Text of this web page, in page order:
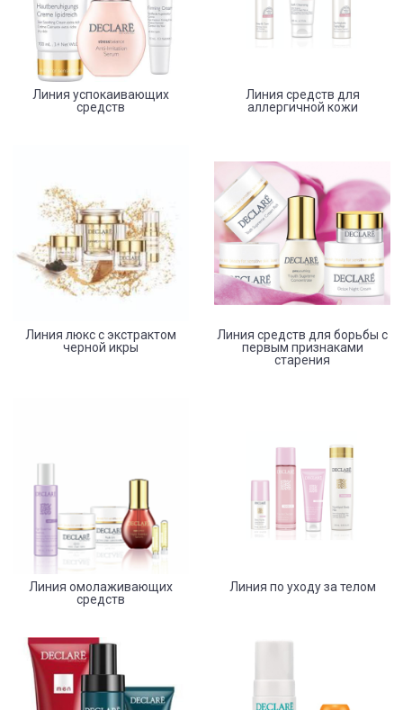
Линия успокаивающих
средств
Линия средств для
аллергичной кожи
Линия люкс с экстрактом
черной икры
Линия средств для борьбы с
первым признаками
старения
Линия омолаживающих
средств
Линия по уходу за телом